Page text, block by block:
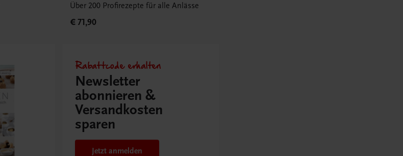
Über 200 Profirezepte für alle Anlässe
€ 71,90
Rabattcode erhalten
Newsletter
abonnieren &
Versandkosten
sparen
Jetzt anmelden